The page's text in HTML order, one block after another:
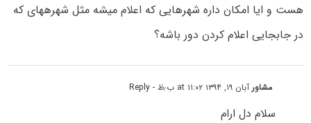
هست و ایا امکان داره شهرهایی که اعلام میشه مثل شهرههای که
در جابجایی اعلام کردن دور باشه؟
مشاورآبان ۱۹, ۱۳۹۴ at ۱۱:۰۲ ب٫ظ - Reply
سلام دل ارام